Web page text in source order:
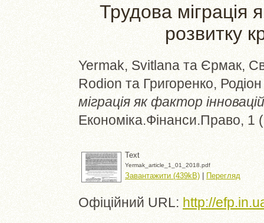
Трудова міграція
розвитку
Yermak, Svitlana та Єрмак,
Rodion та Григоренко,
міграція як фактор
Економіка.Фінанси.Право,
Text
Yermak_article_1_01_2018.pdf
Завантажити (439kB) | Перегляд
Офіційний URL: http://